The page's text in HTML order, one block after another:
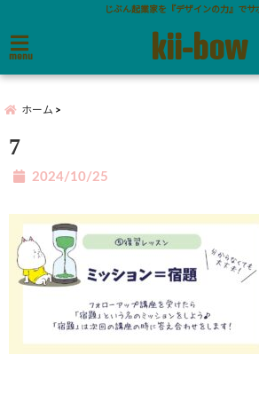
じぶん起業家を『デザインの力』でサ
menu kii-bow
ホーム
7
2024/10/25